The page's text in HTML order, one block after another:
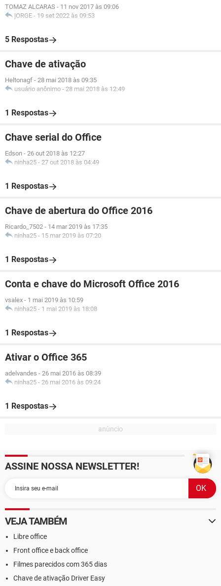
TOMAZ ALCARAS - 11 nov 2017 às 09:06
jORGE - 19 set 2022 às 09:53
5 Respostas
Chave de ativação
Heltonagf - 28 mai 2018 às 09:35
usuário anônimo - 28 mai 2018 às 12:49
1 Respostas
Chave serial do Office
Edson - 26 out 2018 às 12:27
ninha25 - 27 out 2018 às 04:49
1 Respostas
Chave de abertura do Office 2016
Ricardo_7502 - 14 mar 2019 às 17:35
ninha25 - 15 mar 2019 às 07:20
1 Respostas
Conta e chave do Microsoft Office 2016
vsalex - 1 mai 2019 às 10:59
ninha25 - 1 mai 2019 às 18:08
1 Respostas
Ativar o Office 365
adelvandes - 26 mai 2016 às 08:39
ninha25 - 26 mai 2016 às 09:24
1 Respostas
ASSINE NOSSA NEWSLETTER!
VEJA TAMBÉM
Libre office
Front office e back office
Filmes parecidos com 365 dias
Chave de ativação Driver Easy